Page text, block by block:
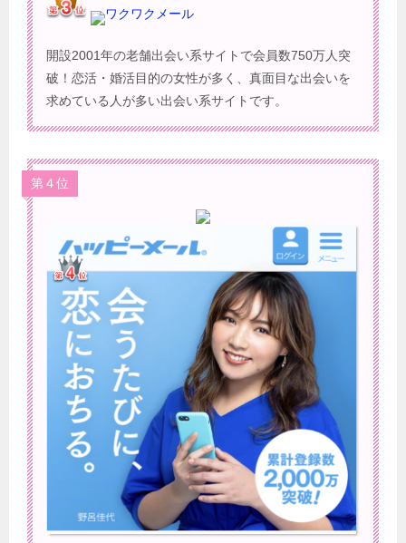
ワクワクメール
開設2001年の老舗出会い系サイトで会員数750万人突
破！恋活・婚活目的の女性が多く、真面目な出会いを
求めている人が多い出会い系サイトです。
第４位